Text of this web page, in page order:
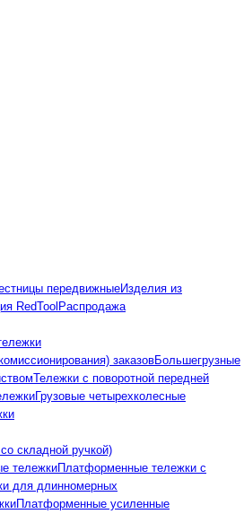
передвижныеИзделия из
RedTool Распродажа
заказовБольшегрузные
Тележки с поворотной передней
Грузовые четырехколесные
складной ручкой)
тележкиПлатформенные тележки с
для длинномерных
Платформенные усиленные